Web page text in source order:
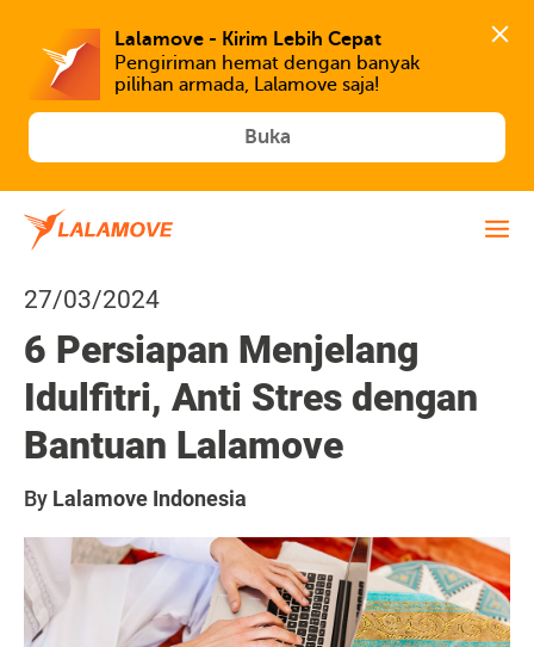
Lalamove - Kirim Lebih Cepat
Pengiriman hemat dengan banyak
Buka
27/03/2024
6 Persiapan Menjelang
Idulfitri, Anti Stres dengan
Bantuan Lalamove
By Lalamove Indonesia